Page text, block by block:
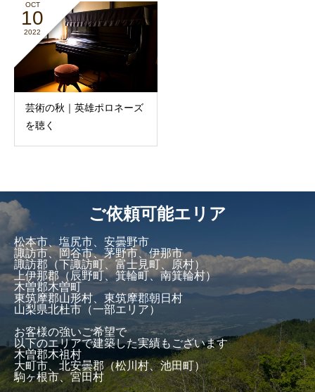
OCT
10
2022
芸術の秋｜英雄ポロネーズ
を聴く
ご依頼可能エリア
松本市、塩尻市、安曇野市
諏訪市、岡谷市、茅野市、伊那市
諏訪郡（下諏訪町、富士見町、原村）
上伊那郡（辰野町、箕輪町、南箕輪村）
木曽郡木曽町
東筑摩郡山形村、東筑摩郡朝日村
山梨県北杜市（一部エリア）
お客様の強いご希望で
以下のエリアで建築した実績もございます
木曽郡木祖村
大町市、北安曇郡（松川村、池田町）
駒ヶ根市、宮田村